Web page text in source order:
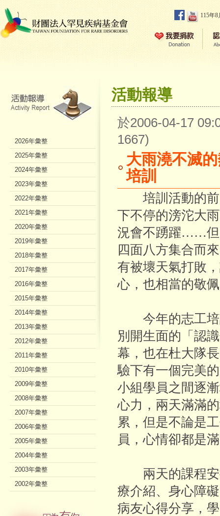
115年
活動報導
於2006-04-17
1667)
大雨澆不滅
培訓
培訓活動的前
下不停的滂沱大
況會不踴躍……但
四面八方集合而
有被壞天氣打敗
心，也相當的敬
今年的志工培
別開生面的「認
幕，也在杜大隊
驗下有一個完美
小組學員之間逐
心力，兩天滿滿
累，但是不論是
員，心情卻都是
兩天的課程安
療介紹、身心障
病友心得分享，
2026年彙整
2025年彙整
2024年彙整
2023年彙整
2022年彙整
2021年彙整
2020年彙整
2019年彙整
2018年彙整
2017年彙整
2016年彙整
2015年彙整
2014年彙整
2013年彙整
2012年彙整
2011年彙整
2010年彙整
2009年彙整
2008年彙整
2007年彙整
2006年彙整
2005年彙整
2004年彙整
2003年彙整
2002年彙整